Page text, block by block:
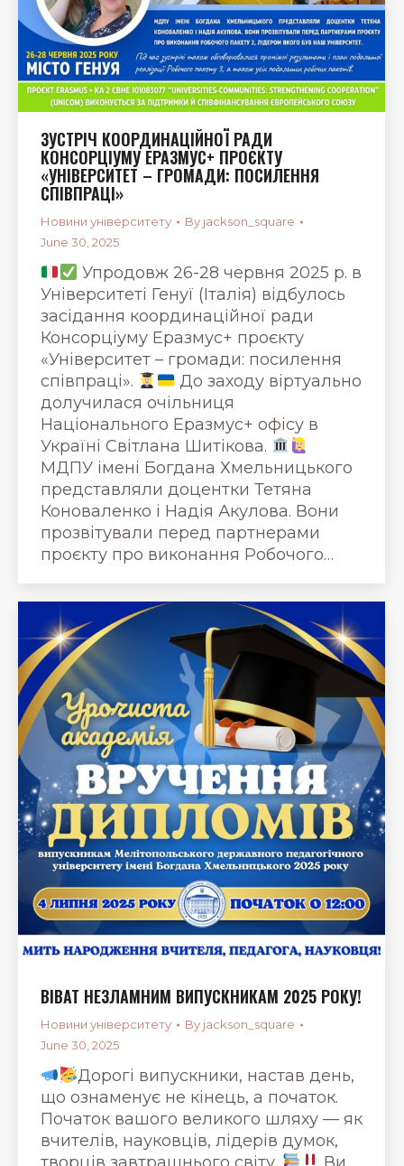
ЗУСТРІЧ КООРДИНАЦІЙНОЇ РАДИ
КОНСОРЦІУМУ ЕРАЗМУС+ ПРОЄКТУ
«УНІВЕРСИТЕТ – ГРОМАДИ: ПОСИЛЕННЯ
СПІВПРАЦІ»
Новини університету By jackson_square
June 30, 2025
Упродовж 26-28 червня 2025 р. в
Університеті Генуї (Італія) відбулось
засідання координаційної ради
Консорціуму Еразмус+ проєкту
«Університет – громади: посилення
співпраці».
До заходу віртуально
долучилася очільниця
Національного Еразмус+ офісу в
Україні Світлана Шитікова.
МДПУ імені Богдана Хмельницького
представляли доцентки Тетяна
Коноваленко і Надія Акулова. Вони
прозвітували перед партнерами
проєкту про виконання Робочого…
ВІВАТ НЕЗЛАМНИМ ВИПУСКНИКАМ 2025 РОКУ!
Новини університету By jackson_square
June 30, 2025
Дорогі випускники, настав день,
що ознаменує не кінець, а початок.
Початок вашого великого шляху — як
вчителів, науковців, лідерів думок,